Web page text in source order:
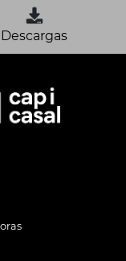
Descargas